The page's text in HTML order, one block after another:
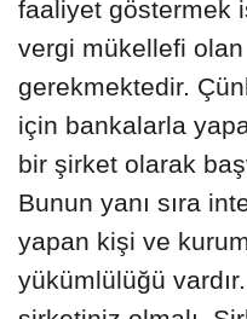
faaliyet göstermek
vergi mükellefi
gerekmektedir.
için bankalarla
bir şirket olarak
Bunun yanı sıra
yapan kişi ve
yükümlülüğü